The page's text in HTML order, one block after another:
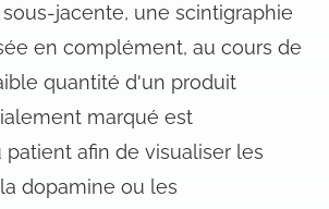
jacente, une scintigraphie
en complément, au cours de
quantité d'un produit
marqué est
patient afin de visualiser les
dopamine ou les